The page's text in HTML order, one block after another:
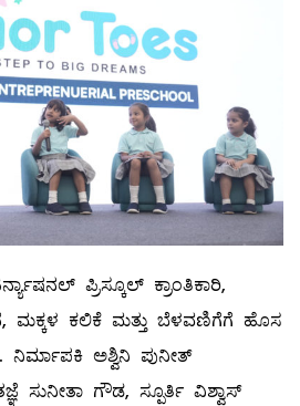
ಪ್ರಿಸ್ಕೂಲ್‌ ಕ್ರಾಂತಿಕಾರಿ,
ಮಕ್ಕಳ ಕಲಿಕೆ ಮತ್ತು ಬೆಳವಣಿಗೆಗೆ ಹೊಸ
ನಿರ್ಮಾಪಕಿ ಅಶ್ವಿನಿ ಪುನೀತ್
ಸುನೀತಾ ಗೌಡ, ಸ್ಪೂರ್ತಿ ವಿಶ್ವಾಸ್